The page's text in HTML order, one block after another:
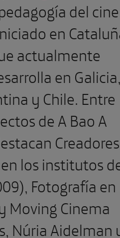
del cine
en
actualmente
en
y Chile. Entre
de A Bao A
Creadores
los institutos
Fotografía en
Moving Cinema
Núria Aidelman